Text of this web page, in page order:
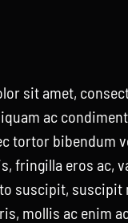
sit amet,
ac
tortor bibendum
fringilla eros ac,
suscipit, suscipit
mollis ac enim